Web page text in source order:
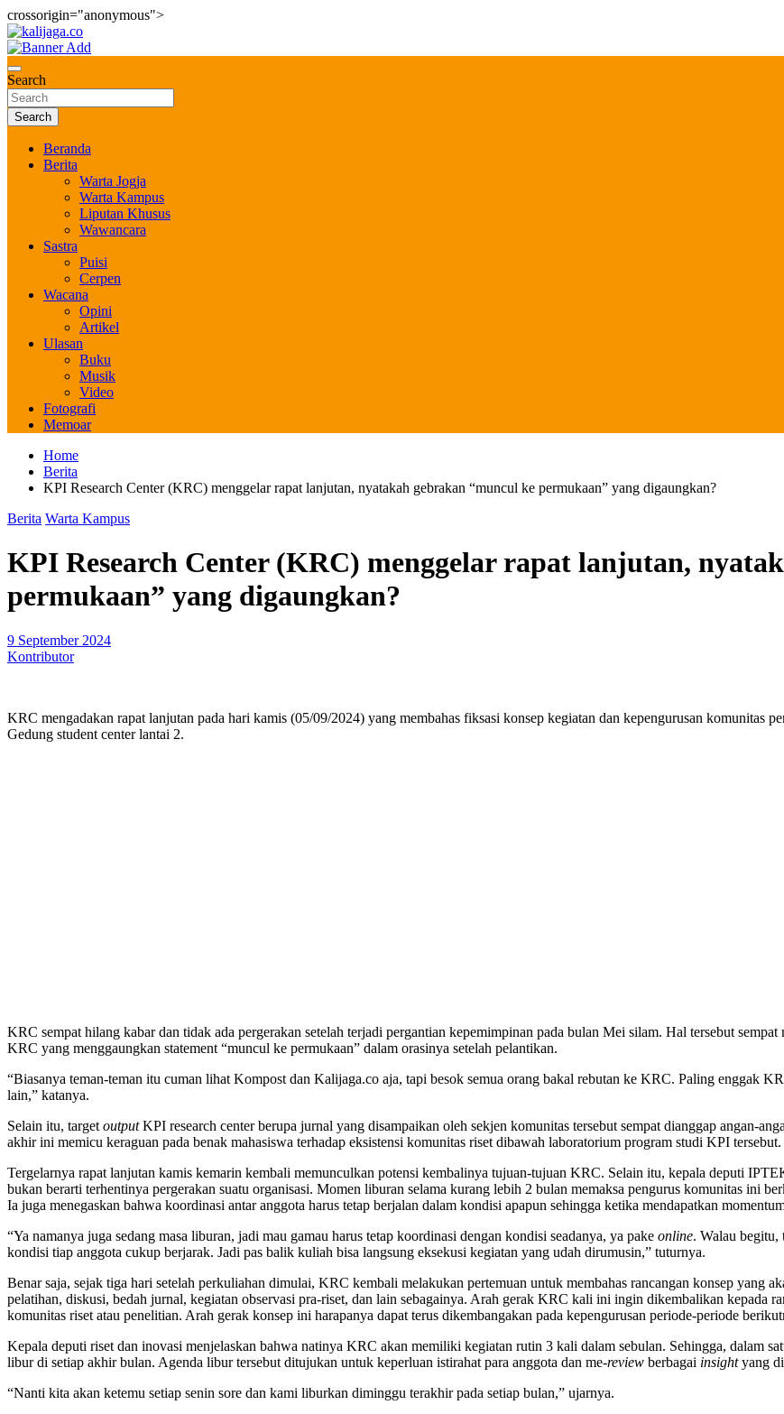
crossorigin="anonymous">
Skip
to
content
kalijaga.co
Search
Search
Beranda
Berita
Warta Jogja
Warta Kampus
Liputan Khusus
Wawancara
Sastra
Puisi
Cerpen
Wacana
Opini
Artikel
Ulasan
Buku
Musik
Video
Fotografi
Memoar
Home
Berita
KPI Research Center (KRC) menggelar rapat lanjutan, nyatakah gebrakan “muncul ke permukaan” yang digaungkan?
Berita Warta Kampus
KPI Research Center (KRC) menggelar rapat lanjutan,
permukaan” yang digaungkan?
9 September 2024
Kontributor
KRC mengadakan rapat lanjutan pada hari kamis (05/09/2024) yang membahas fiksasi konsep kegiatan dan kepengurusan komunitas
Gedung student center lantai 2.
KRC sempat hilang kabar dan tidak ada pergerakan setelah terjadi pergantian kepemimpinan pada bulan Mei silam. Hal tersebut
KRC yang menggaungkan statement “muncul ke permukaan” dalam orasinya setelah pelantikan.
“Biasanya teman-teman itu cuman lihat Kompost dan Kalijaga.co aja, tapi besok semua orang bakal rebutan ke KRC. Paling enggak
lain,” katanya.
Selain itu, target outputKPI research center berupa jurnal yang disampaikan oleh sekjen komunitas tersebut sempat dianggap angan-
akhir ini memicu keraguan pada benak mahasiswa terhadap eksistensi komunitas riset dibawah laboratorium program studi KPI tersebut.
Tergelarnya rapat lanjutan kamis kemarin kembali memunculkan potensi kembalinya tujuan-tujuan KRC. Selain itu, kepala deputi
bukan berarti terhentinya pergerakan suatu organisasi. Momen liburan selama kurang lebih 2 bulan memaksa pengurus komunitas ini
Ia juga menegaskan bahwa koordinasi antar anggota harus tetap berjalan dalam kondisi apapun sehingga ketika mendapatkan
“Ya namanya juga sedang masa liburan, jadi mau gamau harus tetap koordinasi dengan kondisi seadanya, ya pake online. Walau begitu,
kondisi tiap anggota cukup berjarak. Jadi pas balik kuliah bisa langsung eksekusi kegiatan yang udah dirumusin,” tuturnya.
Benar saja, sejak tiga hari setelah perkuliahan dimulai, KRC kembali melakukan pertemuan untuk membahas rancangan konsep yang
pelatihan, diskusi, bedah jurnal, kegiatan observasi pra-riset, dan lain sebagainya. Arah gerak KRC kali ini ingin dikembalikan kepada
komunitas riset atau penelitian. Arah gerak konsep ini harapanya dapat terus dikembangakan pada kepengurusan periode-periode
Kepala deputi riset dan inovasi menjelaskan bahwa natinya KRC akan memiliki kegiatan rutin 3 kali dalam sebulan. Sehingga, dalam
libur di setiap akhir bulan. Agenda libur tersebut ditujukan untuk keperluan istirahat para anggota dan me-review berbagai insightyang
“Nanti kita akan ketemu setiap senin sore dan kami liburkan diminggu terakhir pada setiap bulan,” ujarnya.